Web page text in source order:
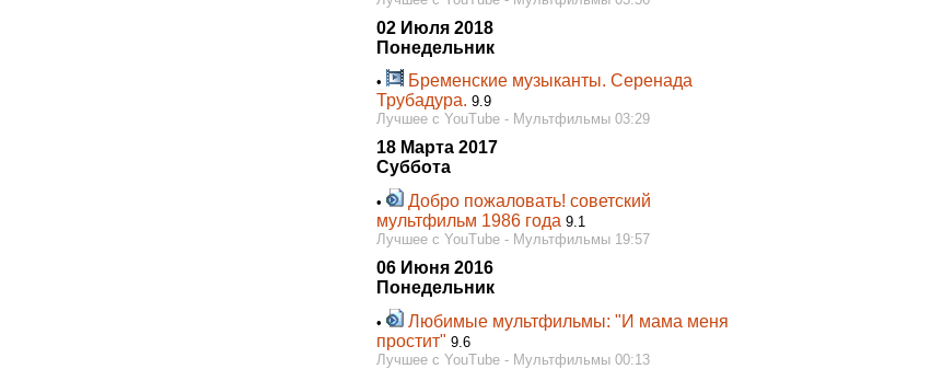
02 Июля 2018
Понедельник
•
Бременские музыканты. Серенада
Трубадура. 9.9
Лучшее с YouTube - Мультфильмы 03:29
18 Марта 2017
Суббота
•
Добро пожаловать! советский
мультфильм 1986 года 9.1
Лучшее с YouTube - Мультфильмы 19:57
06 Июня 2016
Понедельник
•
Любимые мультфильмы: "И мама меня
простит" 9.6
Лучшее с YouTube - Мультфильмы 00:13